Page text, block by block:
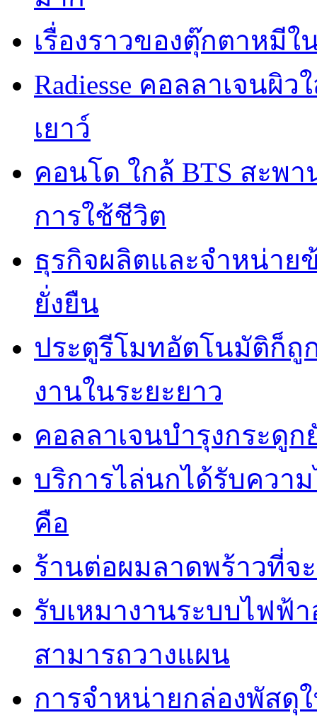
เรื่องราวของตุ๊กตาหมี
Radiesse คอลลาเจนผิ
เยาว์
คอนโด ใกล้ BTS สะพ
การใช้ชีวิต
ธุรกิจผลิตและจำหน่าย
ยั่งยืน
ประตูรีโมทอัตโนมัติก็ถู
งานในระยะยาว
คอลลาเจนบำรุงกระดู
บริการไล่นกได้รับควา
คือ
ร้านต่อผมลาดพร้าวที่จ
รับเหมางานระบบไฟฟ้
สามารถวางแผน
การจำหน่ายกล่องพัสดุ